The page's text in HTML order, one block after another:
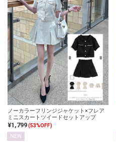
ノーカラーフリンジジャケット×フレア
ミニスカートツイードセットアップ
¥1,799(53%OFF)
NEW